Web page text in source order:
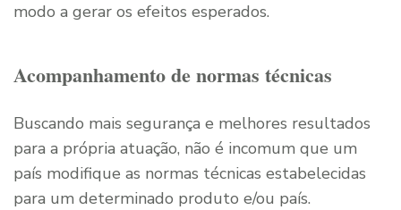
modo a gerar os efeitos esperados.
Acompanhamento de normas técnicas
Buscando mais segurança e melhores resultados
para a própria atuação, não é incomum que um
país modifique as normas técnicas estabelecidas
para um determinado produto e/ou país.